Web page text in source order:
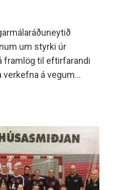
um styrki úr
framlög til eftirfarandi
verkefna á vegum
samkvæmt 13.